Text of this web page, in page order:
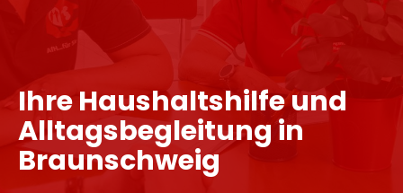
Ihre Haushaltshilfe und
Alltagsbegleitung in
Braunschweig